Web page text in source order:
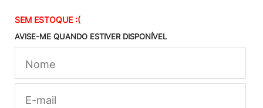
SEM ESTOQUE :(
AVISE-ME QUANDO ESTIVER DISPONÍVEL